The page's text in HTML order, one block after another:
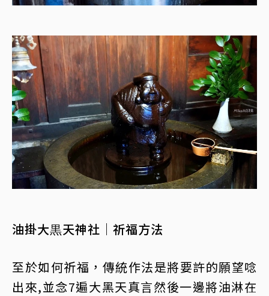
油掛大黒天神社｜祈福方法
至於如何祈福，傳統作法是將要許的願望唸
出來,並念7遍大黑天真言然後一邊將油淋在